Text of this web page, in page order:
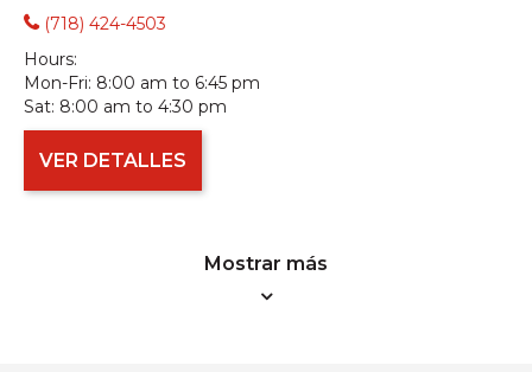
(718) 424-4503
Hours:
Mon-Fri: 8:00 am to 6:45 pm
Sat: 8:00 am to 4:30 pm
VER DETALLES
Mostrar más